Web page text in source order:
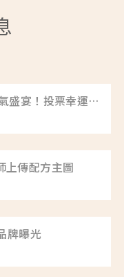
盛宴！投票幸運得
上傳配方主圖
牌曝光